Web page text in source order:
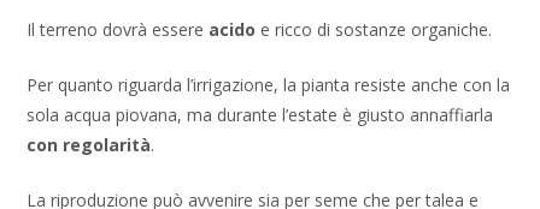
Il terreno dovrà essere acido e ricco di sostanze organiche.
Per quanto riguarda l’irrigazione, la pianta resiste anche con la
sola acqua piovana, ma durante l’estate è giusto annaffiarla
con regolarità.
La riproduzione può avvenire sia per seme che per talea e